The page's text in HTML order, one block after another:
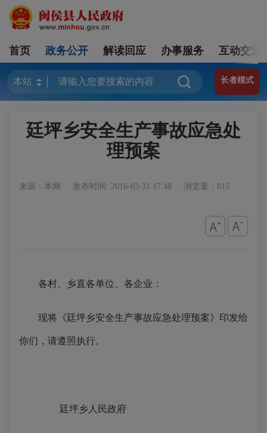
首页 政务公开 解读回应 办事服务 互动交流
长者模式
廷坪乡安全生产事故应急处
理预案
来源：本网 发布时间: 2016-03-31 17:48 浏览量：815
各村、乡直各单位、各企业：
现将《廷坪乡安全生产事故应急处理预案》印发给
你们，请遵照执行。
廷坪乡人民政府